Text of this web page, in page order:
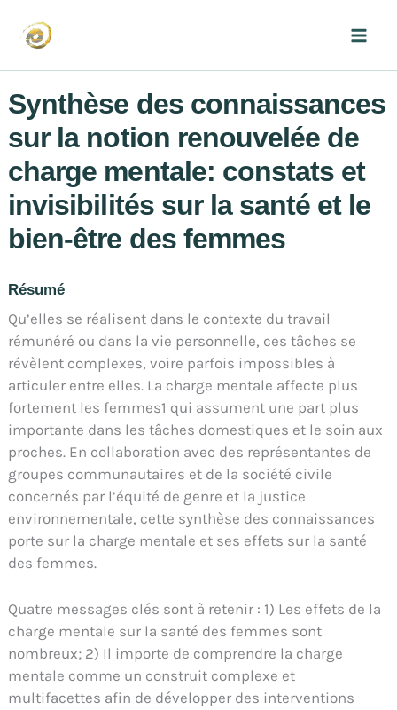
contenu
Synthèse des connaissances
sur la notion renouvelée de
charge mentale: constats et
invisibilités sur la santé et le
bien-être des femmes
Résumé
Qu’elles se réalisent dans le contexte du travail
rémunéré ou dans la vie personnelle, ces tâches se
révèlent complexes, voire parfois impossibles à
articuler entre elles. La charge mentale affecte plus
fortement les femmes1 qui assument une part plus
importante dans les tâches domestiques et le soin aux
proches. En collaboration avec des représentantes de
groupes communautaires et de la société civile
concernés par l’équité de genre et la justice
environnementale, cette synthèse des connaissances
porte sur la charge mentale et ses effets sur la santé
des femmes.
Quatre messages clés sont à retenir : 1) Les effets de la
charge mentale sur la santé des femmes sont
nombreux; 2) Il importe de comprendre la charge
mentale comme un construit complexe et
multifacettes afin de développer des interventions